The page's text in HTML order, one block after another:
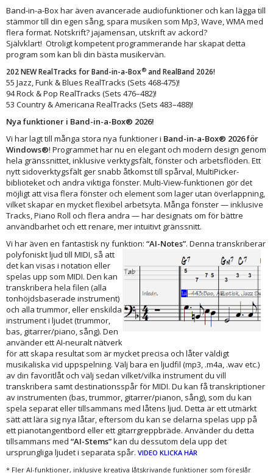
Band-in-a-Box har även avancerade audiofunktioner och kan lägga till
stämmor till din egen sång, spara musiken som Mp3, Wave, WMA med
flera format. Notskrift? jajamensan, utskrift av ackord?
Självklart! Otroligt kompetent programmerande har skapat detta
program som kan bli din bästa musikervän.
202 NEW RealTracks for Band-in-a-Box® and RealBand 2026!
55 Jazz, Funk & Blues RealTracks (Sets 468-475)!
94 Rock & Pop RealTracks (Sets 476–482)!
53 Country & Americana RealTracks (Sets 483–488)!
Nya funktioner i Band-in-a-Box® 2026!
Vi har lagt till många stora nya funktioner i Band-in-a-Box® 2026 för
Windows®! Programmet har nu en elegant och modern design genom
hela gränssnittet, inklusive verktygsfält, fönster och arbetsflöden. Ett
nytt sidoverktygsfält ger snabb åtkomst till spårval, MultiPicker-
biblioteket och andra viktiga fönster. Multi-View-funktionen gör det
möjligt att visa flera fönster och element som lager utan överlappning,
vilket skapar en mycket flexibel arbetsyta. Många fönster — inklusive
Tracks, Piano Roll och flera andra — har designats om för bättre
användbarhet och ett renare, mer intuitivt gränssnitt.
Vi har även en fantastisk ny funktion: “AI-Notes”. Denna transkriberar
polyfoniskt ljud till MIDI, så att
det kan visas i notation eller
spelas upp som MIDI. Den kan
transkribera hela filen (alla
tonhöjdsbaserade instrument)
och alla trummor, eller enskilda
instrument i ljudet (trummor,
bas, gitarrer/piano, sång). Den
använder ett AI-neuralt nätverk
för att skapa resultat som är mycket precisa och låter väldigt
musikaliska vid uppspelning. Välj bara en ljudfil (mp3, .m4a, .wav etc.)
av din favoritlåt och välj sedan vilket/vilka instrument du vill
transkribera samt destinationsspår för MIDI. Du kan få transkriptioner
av instrumenten (bas, trummor, gitarrer/pianon, sång), som du kan
spela separat eller tillsammans med låtens ljud. Detta är ett utmärkt
sätt att lära sig nya låtar, eftersom du kan se delarna spelas upp på
ett pianotangentbord eller ett gitarrgreppbräde. Använder du detta
tillsammans med “AI-Stems”kan du dessutom dela upp det
ursprungliga ljudet i separata spår. VIDEO KLICKA HÄR
* Fler AI-funktioner, inklusive kreativa låtskrivande funktioner som föreslår